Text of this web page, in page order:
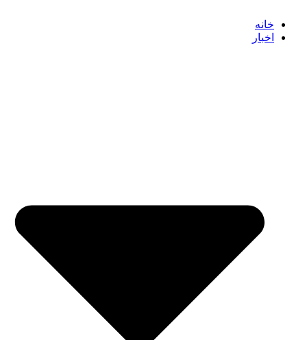
خانه
اخبار